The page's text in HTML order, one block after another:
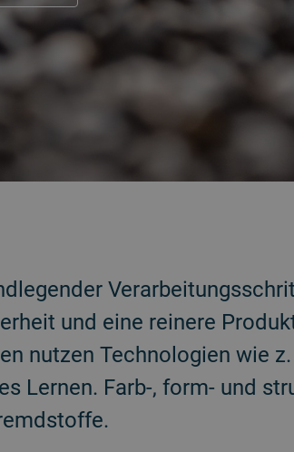
und eine reinere
nutzen Technologien wie
Lernen. Farb-, form- und